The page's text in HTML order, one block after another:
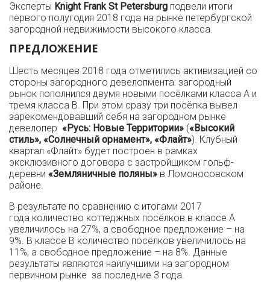
Эксперты Knight Frank St Petersburg подвели итоги
первого полугодия 2018 года на рынке петербургской
загородной недвижимости высокого класса.
ПРЕДЛОЖЕНИЕ
Шесть месяцев 2018 года отметились активизацией со
стороны загородного девелопмента: загородный
рынок пополнился двумя новыми посёлками класса А и
тремя класса В. При этом сразу три посёлка вывел
зарекомендовавший себя на загородном рынке
девелопер «Русь: Новые Территории» («Высокий
стиль», «Солнечный орнамент», «Флайт»). Клубный
квартал «Флайт» будет построен в рамках
эксклюзивного договора с застройщиком гольф-
деревни «Земляничные поляны» в Ломоносовском
районе.
В результате по сравнению с итогами 2017
года количество коттеджных посёлков в классе А
увеличилось на 27%, а свободное предложение – на
9%. В классе В количество посёлков увеличилось на
11%, а свободное предложение – на 8%. Данные
результаты являются наилучшими на загородном
первичном рынке за последние 3 года.